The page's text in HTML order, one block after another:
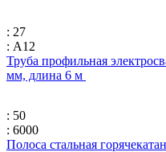
: 27
: А12
Труба профильная
мм, длина 6 м
: 50
: 6000
Полоса стальная